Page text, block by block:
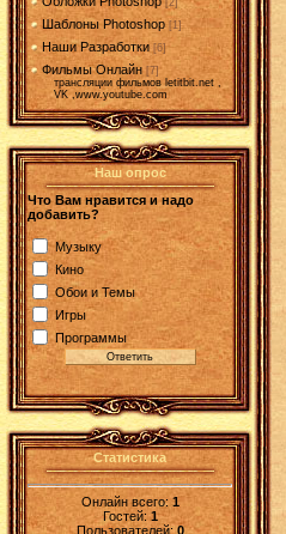
[2]
Шаблоны Photoshop [1]
Наши Разработки [6]
Фильмы Онлайн [7]
трансляции фильмов letitbit.net ,
VK ,www.youtube.com
Наш опрос
Что Вам нравится и надо
добавить?
Музыку
Кино
Обои и Темы
Игры
Программы
Статистика
Онлайн всего:1
Гостей:1
Пользователей: 0